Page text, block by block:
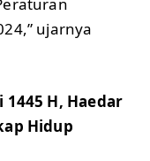
ujarnya
H, Haedar
Hidup